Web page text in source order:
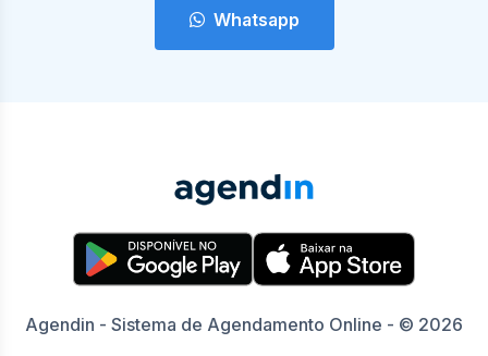
Whatsapp
Agendin - Sistema de Agendamento Online - © 2026